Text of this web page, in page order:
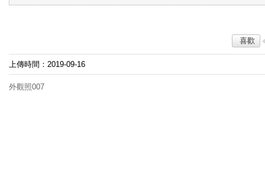
喜歡
上傳時間：2019-09-16
外觀照007